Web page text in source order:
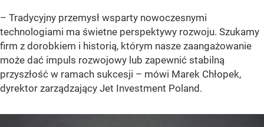
– Tradycyjny przemysł wsparty nowoczesnymi
technologiami ma świetne perspektywy rozwoju. Szukamy
firm z dorobkiem i historią, którym nasze zaangażowanie
może dać impuls rozwojowy lub zapewnić stabilną
przyszłość w ramach sukcesji – mówi Marek Chłopek,
dyrektor zarządzający Jet Investment Poland.